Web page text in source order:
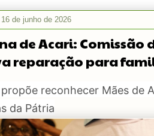
de junho de 2026
de Acari: Comissão
reparação para
reconhecer Mães de
da Pátria